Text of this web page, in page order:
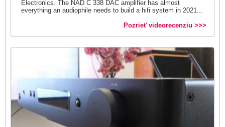
Electronics. The NAD C 338 DAC amplifier has almost
everything an audiophile needs to build a hifi system in 2021...
Pozrieť videorecenziu >>>